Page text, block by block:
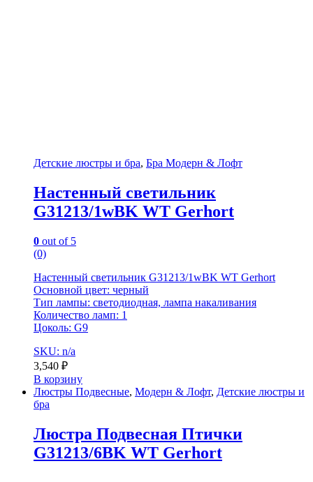
Детские люстры и бра, Бра Модерн & Лофт
Настенный светильник
G31213/1wBK WT Gerhort
0 out of 5
(0)
Настенный светильник G31213/1wBK WT Gerhort
Основной цвет: черный
Тип лампы: светодиодная, лампа накаливания
Количество ламп: 1
Цоколь: G9
SKU: n/a
3,540 ₽
В корзину
Люстры Подвесные, Модерн & Лофт, Детские люстры и
бра
Люстра Подвесная Птички
G31213/6BK WT Gerhort